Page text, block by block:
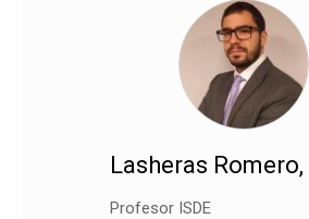
Lasheras
Profesor ISDE